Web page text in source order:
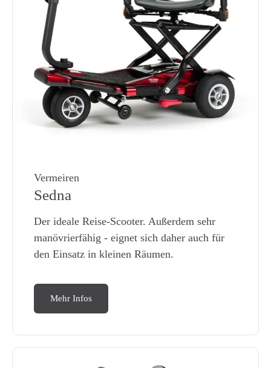
Vermeiren
Sedna
Der ideale Reise-Scooter. Außerdem sehr
manövrierfähig - eignet sich daher auch für
den Einsatz in kleinen Räumen.
Mehr Infos